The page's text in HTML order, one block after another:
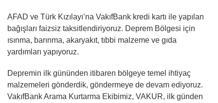
AFAD ve Türk Kızılayı’na VakıfBank kredi kartı ile yapılan
bağışları faizsiz taksitlendiriyoruz. Deprem Bölgesi için
ısınma, barınma, akaryakıt, tıbbi malzeme ve gıda
yardımları yapıyoruz.
Depremin ilk gününden itibaren bölgeye temel ihtiyaç
malzemeleri gönderdik, göndermeye de devam ediyoruz.
VakıfBank Arama Kurtarma Ekibimiz, VAKUR, ilk günden